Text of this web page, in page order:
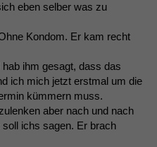
eben selber was zu
Kondom. Er kam recht
ihm gesagt, dass das
ich mich jetzt erstmal um die
kümmern muss.
aber nach und nach
ichs sagen. Er brach